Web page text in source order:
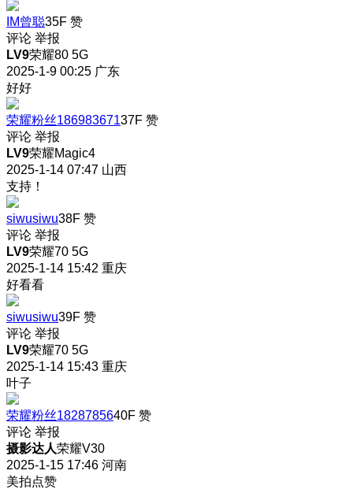
IM曾聪35F 赞
评论 举报
LV9荣耀80 5G
2025-1-9 00:25 广东
好好
荣耀粉丝18698367137F 赞
评论 举报
LV9荣耀Magic4
2025-1-14 07:47 山西
支持！
siwusiwu38F 赞
评论 举报
LV9荣耀70 5G
2025-1-14 15:42 重庆
好看看
siwusiwu39F 赞
评论 举报
LV9荣耀70 5G
2025-1-14 15:43 重庆
叶子
荣耀粉丝1828785640F 赞
评论 举报
摄影达人荣耀V30
2025-1-15 17:46 河南
美拍点赞